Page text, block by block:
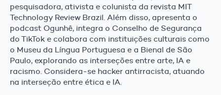
pesquisadora, ativista e colunista da revista MIT
Technology Review Brazil. Além disso, apresenta o
podcast Ogunhê, integra o Conselho de Segurança
do TikTok e colabora com instituições culturais como
o Museu da Língua Portuguesa e a Bienal de São
Paulo, explorando as interseções entre arte, IA e
racismo. Considera-se hacker antirracista, atuando
na interseção entre ética e IA.